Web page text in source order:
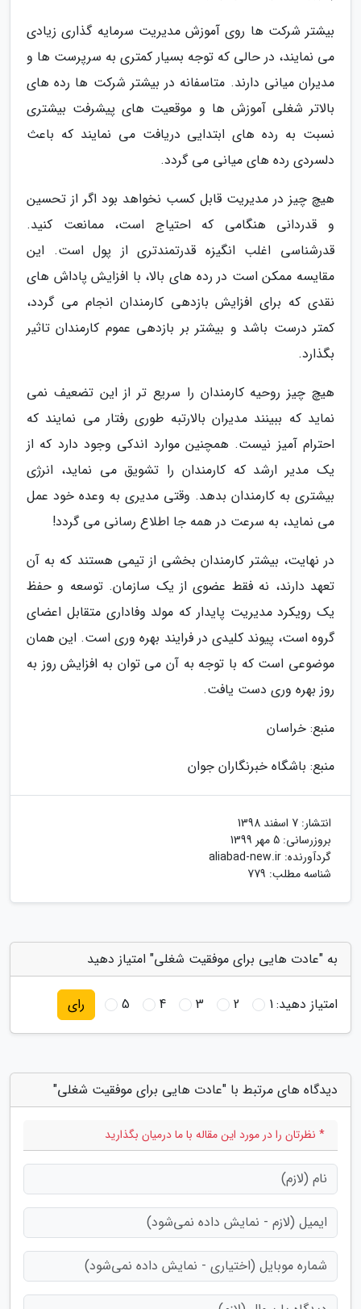
بیشتر شرکت ها روی آموزش مدیریت سرمایه گذاری زیادی
می نمایند، در حالی که توجه بسیار کمتری به سرپرست ها و
مدیران میانی دارند. متاسفانه در بیشتر شرکت ها رده های
بالاتر شغلی آموزش ها و موقعیت های پیشرفت بیشتری
نسبت به رده های ابتدایی دریافت می نمایند که باعث
دلسردی رده های میانی می گردد.
هیچ چیز در مدیریت قابل کسب نخواهد بود اگر از تحسین
و قدردانی هنگامی که احتیاج است، ممانعت کنید.
قدرشناسی اغلب انگیزه قدرتمندتری از پول است. این
مقایسه ممکن است در رده های بالا، با افزایش پاداش های
نقدی که برای افزایش بازدهی کارمندان انجام می گردد،
کمتر درست باشد و بیشتر بر بازدهی عموم کارمندان تاثیر
بگذارد.
هیچ چیز روحیه کارمندان را سریع تر از این تضعیف نمی
نماید که ببینند مدیران بالارتبه طوری رفتار می نمایند که
احترام آمیز نیست. همچنین موارد اندکی وجود دارد که از
یک مدیر ارشد که کارمندان را تشویق می نماید، انرژی
بیشتری به کارمندان بدهد. وقتی مدیری به وعده خود عمل
می نماید، به سرعت در همه جا اطلاع رسانی می گردد!
در نهایت، بیشتر کارمندان بخشی از تیمی هستند که به آن
تعهد دارند، نه فقط عضوی از یک سازمان. توسعه و حفظ
یک رویکرد مدیریت پایدار که مولد وفاداری متقابل اعضای
گروه است، پیوند کلیدی در فرایند بهره وری است. این همان
موضوعی است که با توجه به آن می توان به افزایش روز به
روز بهره وری دست یافت.
منبع: خراسان
منبع: باشگاه خبرنگاران جوان
انتشار: 7 اسفند 1398
بروزرسانی: 5 مهر 1399
گردآورنده: aliabad-new.ir
شناسه مطلب: 779
به "عادت هایی برای موفقیت شغلی" امتیاز دهید
امتیاز دهید:1
2
3
4
5 رای
دیدگاه های مرتبط با "عادت هایی برای موفقیت شغلی"
* نظرتان را در مورد این مقاله با ما درمیان بگذارید